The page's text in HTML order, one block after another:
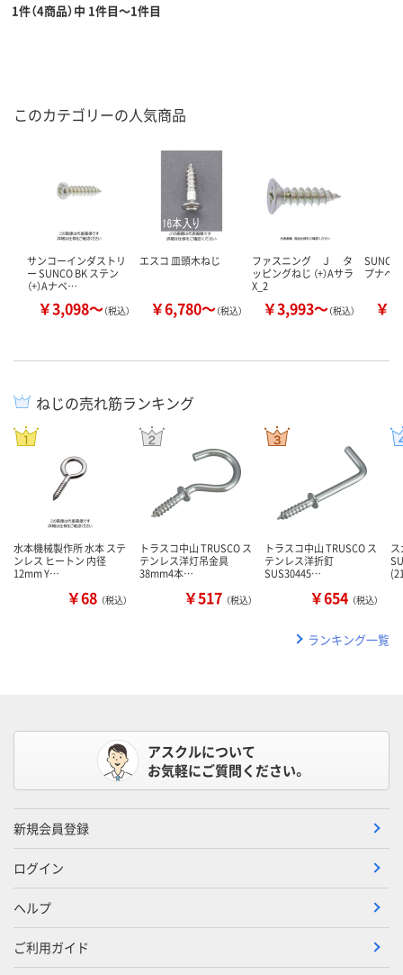
1件（4商品）中 1件目～1件目
このカテゴリーの人気商品
サンコーインダストリ
ー SUNCO BK ステン
（+）Aナベ…
￥3,098～（税込）
エスコ 皿頭木ねじ
￥6,780～（税込）
ファスニング Ｊ タ
ッピングねじ （+）Aサラ
X_2
￥3,993～（税込）
SUNCO
プナベ
￥
ねじの売れ筋ランキング
水本機械製作所 水本 ステ
ンレス ヒートン 内径
12mm Y…
￥68 （税込）
トラスコ中山 TRUSCO ス
テンレス洋灯吊金具
38mm4本…
￥517 （税込）
トラスコ中山 TRUSCO ス
テンレス洋折釘
SUS30445…
￥654 （税込）
ランキング一覧
アスクルについて
お気軽にご質問ください。
新規会員登録
ログイン
ヘルプ
ご利用ガイド